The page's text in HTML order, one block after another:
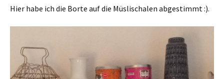
Hier habe ich die Borte auf die Müslischalen abgestimmt :).